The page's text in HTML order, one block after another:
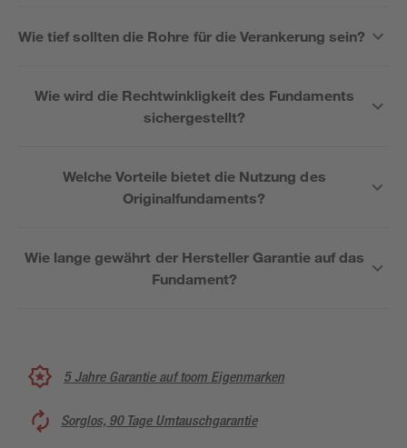
Wie tief sollten die Rohre für die Verankerung sein?
Wie wird die Rechtwinkligkeit des Fundaments
sichergestellt?
Welche Vorteile bietet die Nutzung des
Originalfundaments?
Wie lange gewährt der Hersteller Garantie auf das
Fundament?
5 Jahre Garantie auf toom Eigenmarken
Sorglos, 90 Tage Umtauschgarantie